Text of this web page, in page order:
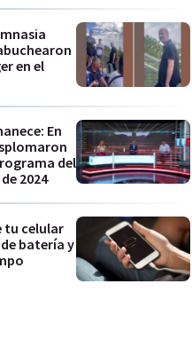
en el
En
del
2024
tu celular
batería y